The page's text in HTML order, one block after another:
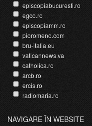
episcopiabucuresti.ro
egco.ro
episcopiamm.ro
pioromeno.com
bru-italia.eu
vaticannews.va
catholica.ro
arcb.ro
ercis.ro
radiomaria.ro
NAVIGARE ÎN WEBSITE